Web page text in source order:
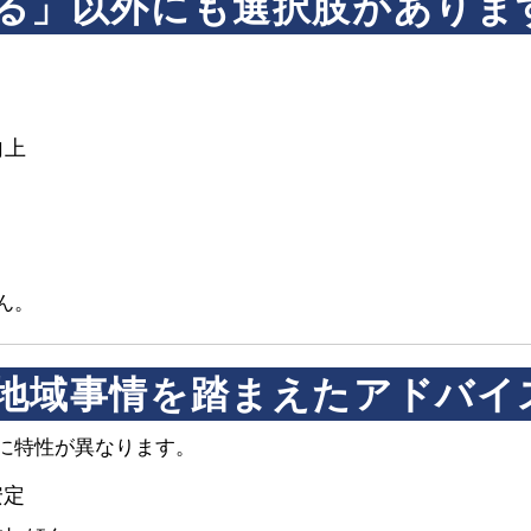
域事情を踏まえたアドバイ
性が異なります。